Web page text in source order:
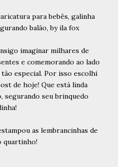
imaginar milhares de
e comemorando ao lado
tão especial. Por isso escolhi
de hoje! Que está linda
segurando seu brinquedo
as lembrancinhas de
quartinho!